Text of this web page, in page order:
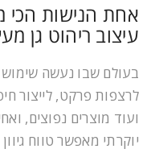
אחת הנישות הכי
עיצוב ריהוט גן
בעולם שבו נעשה
לרצפות פרקט, לייצור
ועוד מוצרים נפוצים,
יוקרתי מאפשר טווח